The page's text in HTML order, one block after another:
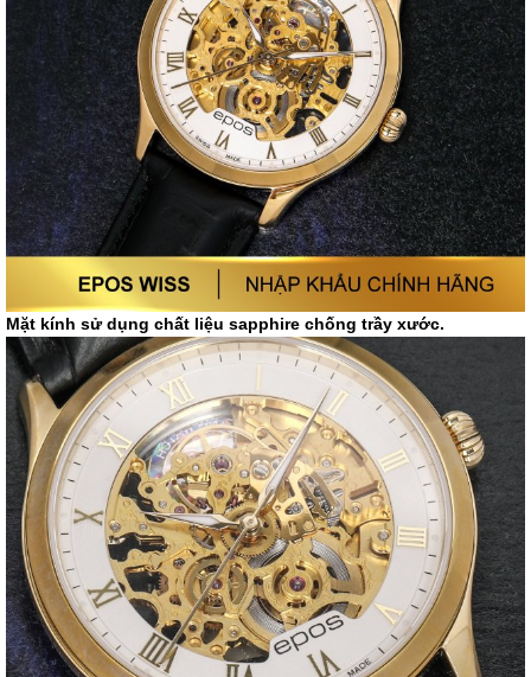
Mặt kính sử dụng chất liệu sapphire chống trầy xước.